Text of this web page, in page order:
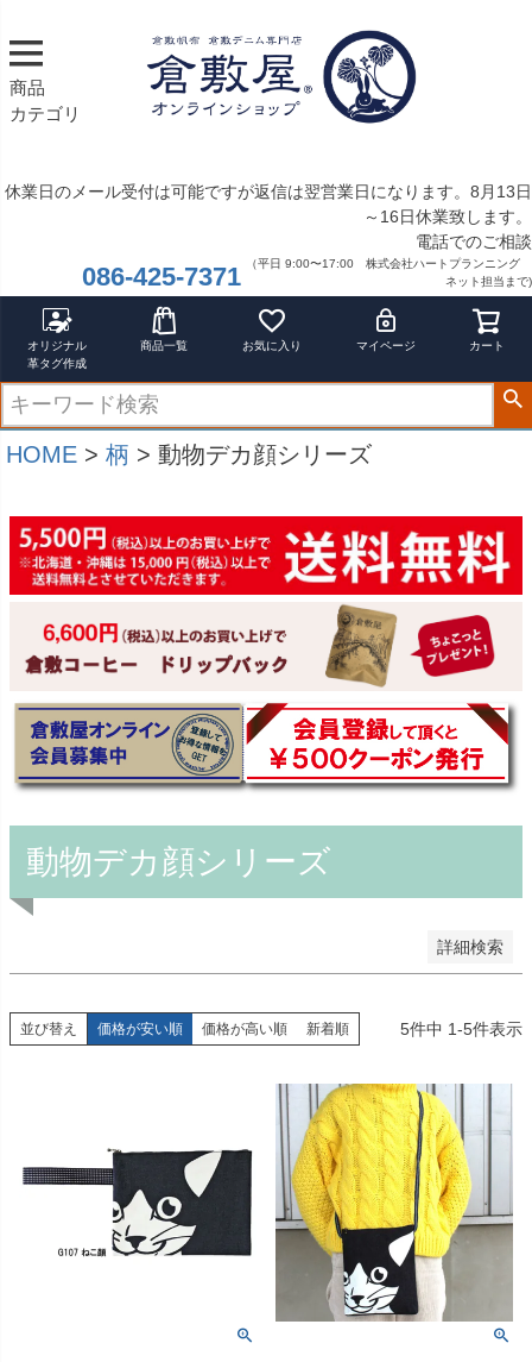
商品
カテゴリ
休業日のメール受付は可能ですが返信は翌営業日になります。8月13日
～16日休業致します。
電話でのご相談
086-425-7371
（平日 9:00〜17:00 株式会社ハートプランニング
ネット担当まで)
オリジナル
革タグ作成
商品一覧 お気に入り マイページ カート
HOME 柄 動物デカ顔シリーズ
動物デカ顔シリーズ
詳細検索
イエロー
在庫なし商品
在庫なし商品を表示しない
商品番号/JANコード
予約商品
並び順
新着順
登録順
価格が安い順
価格が高い順
レビュー順
キーワードヒット順
検索
並び替え 価格が安い順 価格が高い順 新着順 5件中 1-5件表示